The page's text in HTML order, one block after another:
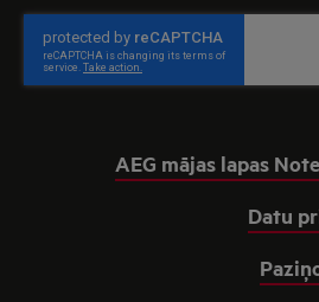
AEG mājas lapas
Datu